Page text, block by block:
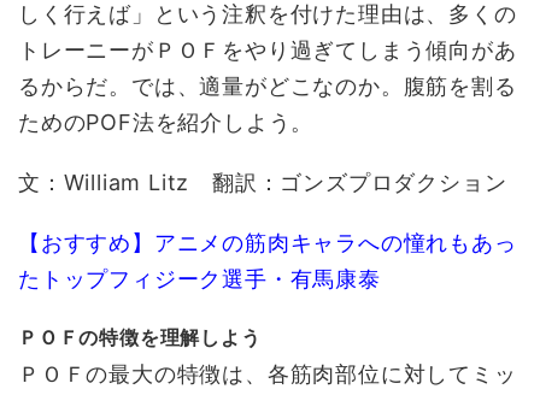
しく行えば」という注釈を付けた理由は、多くの
トレーニーがＰＯＦをやり過ぎてしまう傾向があ
るからだ。では、適量がどこなのか。腹筋を割る
ためのPOF法を紹介しよう。
文：William Litz 翻訳：ゴンズプロダクション
【おすすめ】アニメの筋肉キャラへの憧れもあっ
たトップフィジーク選手・有馬康泰
ＰＯＦの特徴を理解しよう
ＰＯＦの最大の特徴は、各筋肉部位に対してミッ